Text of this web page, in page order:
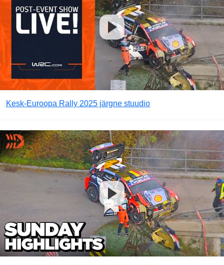
Kesk-Euroopa Rally 2025 järgne stuudio